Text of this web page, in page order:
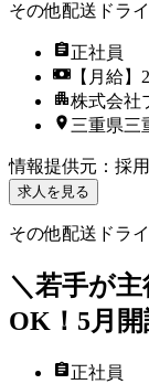
その他配送ドラ
正社員
【月給】
株式会社
三重県三
情報提供元 ： 採
求人を見る
その他配送ドラ
＼若手が
OK！5月
正社員